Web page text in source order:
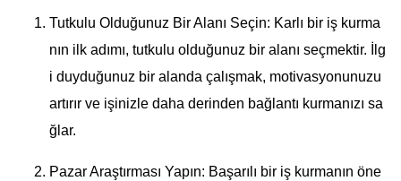
Tutkulu Olduğunuz Bir Alanı Seçin: Karlı bir iş kurma
nın ilk adımı, tutkulu olduğunuz bir alanı seçmektir. İlg
i duyduğunuz bir alanda çalışmak, motivasyonunuzu
artırır ve işinizle daha derinden bağlantı kurmanızı sa
ğlar.
Pazar Araştırması Yapın: Başarılı bir iş kurmanın öne